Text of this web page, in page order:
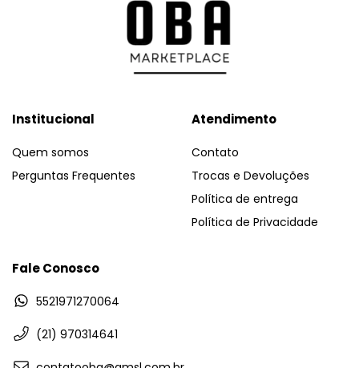
Institucional
Quem somos
Perguntas Frequentes
Atendimento
Contato
Trocas e Devoluções
Política de entrega
Política de Privacidade
Fale Conosco
5521971270064
(21) 970314641